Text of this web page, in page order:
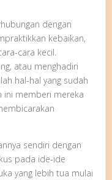
dengan
kebaikan,
cara kecil.
atau menghadiri
hal-hal yang sudah
ini memberi mereka
sendiri dengan
pada ide-ide
yang lebih tua mulai